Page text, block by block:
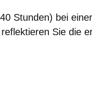
Stunden) bei
Sie die